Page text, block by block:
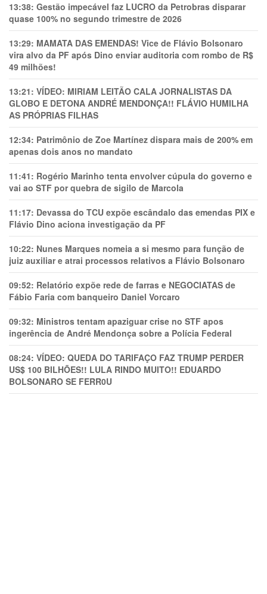
13:38: Gestão impecável faz LUCRO da Petrobras disparar
quase 100% no segundo trimestre de 2026
13:29: MAMATA DAS EMENDAS! Vice de Flávio Bolsonaro
vira alvo da PF após Dino enviar auditoria com rombo de R$
49 milhões!
13:21: VÍDEO: MIRIAM LEITÃO CALA JORNALISTAS DA
GLOBO E DETONA ANDRÉ MENDONÇA!! FLÁVIO HUMILHA
AS PRÓPRIAS FILHAS
12:34: Patrimônio de Zoe Martínez dispara mais de 200% em
apenas dois anos no mandato
11:41: Rogério Marinho tenta envolver cúpula do governo e
vai ao STF por quebra de sigilo de Marcola
11:17: Devassa do TCU expõe escândalo das emendas PIX e
Flávio Dino aciona investigação da PF
10:22: Nunes Marques nomeia a si mesmo para função de
juiz auxiliar e atrai processos relativos a Flávio Bolsonaro
09:52: Relatório expõe rede de farras e NEGOCIATAS de
Fábio Faria com banqueiro Daniel Vorcaro
09:32: Ministros tentam apaziguar crise no STF apos
ingerência de André Mendonça sobre a Polícia Federal
08:24: VÍDEO: QUEDA DO TARIFAÇO FAZ TRUMP PERDER
US$ 100 BILHÕES!! LULA RINDO MUITO!! EDUARDO
BOLSONARO SE FERR0U